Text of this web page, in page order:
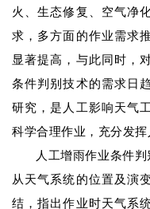
火、生态修复、空气净
求，多方面的作业需求
显著提高，与此同时，
条件判别技术的需求日
研究，是人工影响天气
科学合理作业，充分发挥
人工增雨作业条件
从天气系统的位置及演
结，指出作业时天气系